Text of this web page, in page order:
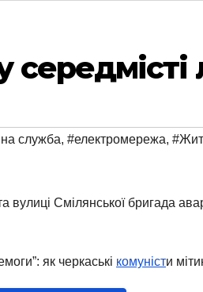
служба, #електромережа,
вулиці Смілянської бригада
як черкаські комуністи